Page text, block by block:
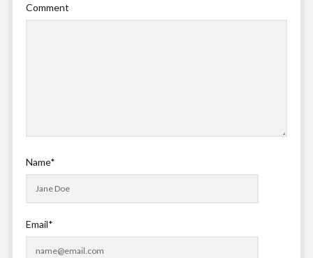
Comment
Name*
Email*